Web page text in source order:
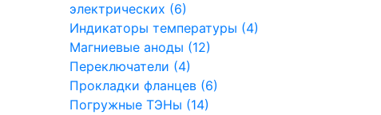
электрических (6)
Индикаторы температуры (4)
Магниевые аноды (12)
Переключатели (4)
Прокладки фланцев (6)
Погружные ТЭНы (14)